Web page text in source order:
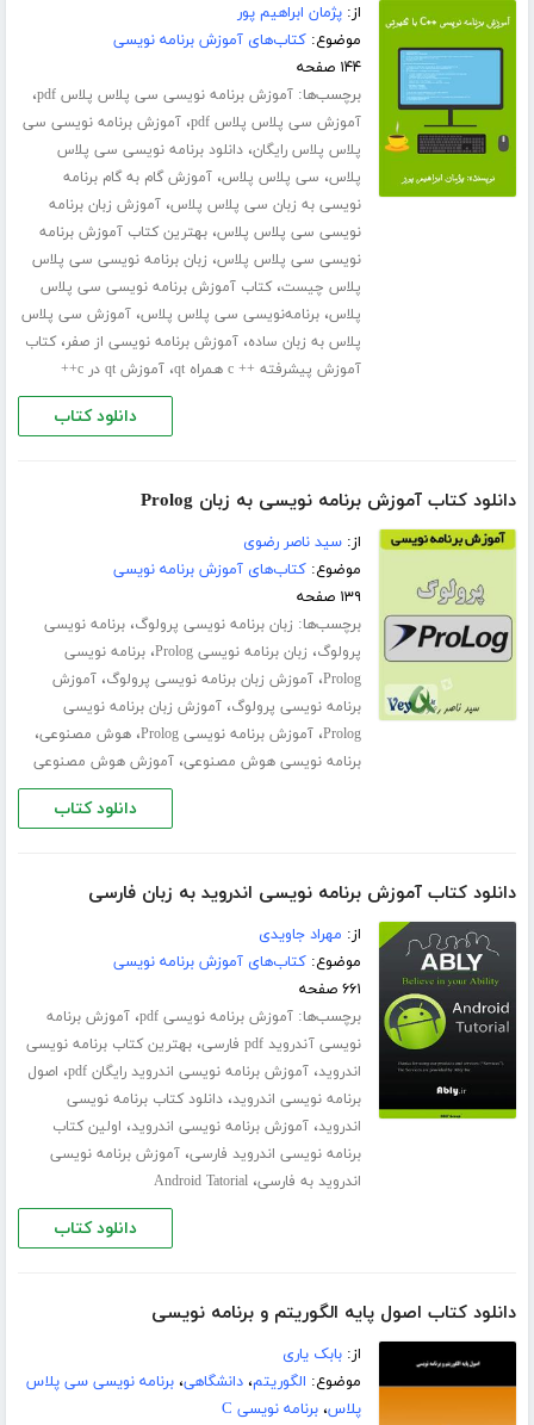
از:پژمان ابراهیم پور
موضوع:کتاب‌های آموزش برنامه نویسی
۱۴۴ صفحه
برچسب‌ها:آموزش برنامه نویسی سی پلاس پلاس pdf ،
آموزش سی پلاس پلاس pdf ،آموزش برنامه نویسی سی
پلاس پلاس رایگان،دانلود برنامه نویسی سی پلاس
پلاس، سی پلاس پلاس،آموزش گام به گام برنامه
نویسی به زبان سی پلاس پلاس،آموزش زبان برنامه
نویسی سی پلاس پلاس،بهترین کتاب آموزش برنامه
نویسی سی پلاس پلاس، زبان برنامه نویسی سی پلاس
پلاس چیست،کتاب آموزش برنامه نویسی سی پلاس
پلاس،برنامه‌نویسی سی پلاس پلاس،آموزش سی پلاس
پلاس به زبان ساده،آموزش برنامه نویسی از صفر،کتاب
آموزش پیشرفته ++ c همراه qt
،آموزش qt در c++
دانلود کتاب
دانلود کتاب آموزش برنامه نویسی به زبان Prolog
از:سید ناصر رضوی
موضوع:کتاب‌های آموزش برنامه نویسی
۱۳۹ صفحه
برچسب‌ها: زبان برنامه نویسی پرولوگ،برنامه نویسی
پرولوگ، زبان برنامه نویسی Prolog ،برنامه نویسی
Prolog،آموزش زبان برنامه نویسی پرولوگ،آموزش
برنامه نویسی پرولوگ،آموزش زبان برنامه نویسی
Prolog،آموزش برنامه نویسی Prolog ،هوش مصنوعی،
برنامه نویسی هوش مصنوعی،آموزش هوش مصنوعی
دانلود کتاب
دانلود کتاب آموزش برنامه نویسی اندروید به زبان فارسی
از: مهراد جاویدی
موضوع:کتاب‌های آموزش برنامه نویسی
۶۶۱ صفحه
برچسب‌ها:آموزش برنامه نویسی pdf ،آموزش برنامه
نویسی آندروید pdf فارسی
،بهترین کتاب برنامه نویسی
اندروید،آموزش برنامه نویسی اندروید رایگان pdf ، اصول
برنامه نویسی اندروید،دانلود کتاب برنامه نویسی
اندروید،آموزش برنامه نویسی اندروید، اولین کتاب
برنامه نویسی اندروید فارسی،آموزش برنامه نویسی
اندروید به فارسی،Android Tatorial
دانلود کتاب
دانلود کتاب اصول پایه الگوریتم و برنامه نویسی
از:بابک یاری
موضوع: الگوریتم،دانشگاهی،برنامه نویسی سی پلاس
پلاس،برنامه نویسی C